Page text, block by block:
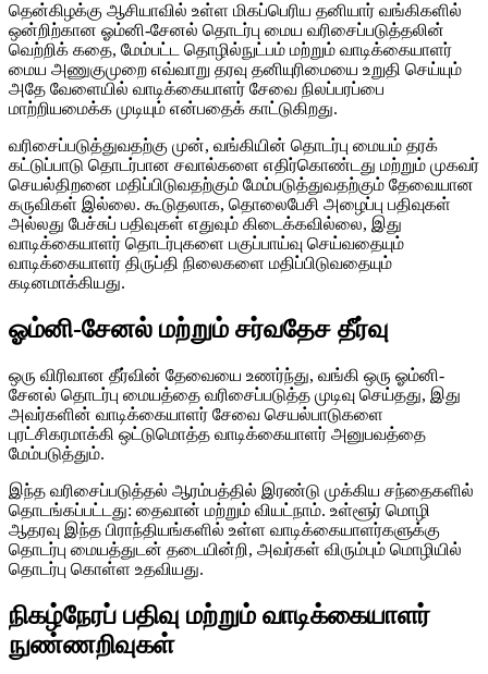
தென்கிழக்கு ஆசியாவில் உள்ள மிகப்பெரிய தனியார் வங்கிகளில்
ஒன்றிற்கான ஓம்னி-சேனல் தொடர்பு மைய வரிசைப்படுத்தலின்
வெற்றிக் கதை, மேம்பட்ட தொழில்நுட்பம் மற்றும் வாடிக்கையாளர்
மைய அணுகுமுறை எவ்வாறு தரவு தனியுரிமையை உறுதி செய்யும்
அதே வேளையில் வாடிக்கையாளர் சேவை நிலப்பரப்பை
மாற்றியமைக்க முடியும் என்பதைக் காட்டுகிறது.
வரிசைப்படுத்துவதற்கு முன், வங்கியின் தொடர்பு மையம் தரக்
கட்டுப்பாடு தொடர்பான சவால்களை எதிர்கொண்டது மற்றும் முகவர்
செயல்திறனை மதிப்பிடுவதற்கும் மேம்படுத்துவதற்கும் தேவையான
கருவிகள் இல்லை. கூடுதலாக, தொலைபேசி அழைப்பு பதிவுகள்
அல்லது பேச்சுப் பதிவுகள் எதுவும் கிடைக்கவில்லை, இது
வாடிக்கையாளர் தொடர்புகளை பகுப்பாய்வு செய்வதையும்
வாடிக்கையாளர் திருப்தி நிலைகளை மதிப்பிடுவதையும்
கடினமாக்கியது.
ஓம்னி-சேனல் மற்றும் சர்வதேச தீர்வு
ஒரு விரிவான தீர்வின் தேவையை உணர்ந்து, வங்கி ஒரு ஓம்னி-
சேனல் தொடர்பு மையத்தை வரிசைப்படுத்த முடிவு செய்தது, இது
அவர்களின் வாடிக்கையாளர் சேவை செயல்பாடுகளை
புரட்சிகரமாக்கி ஒட்டுமொத்த வாடிக்கையாளர் அனுபவத்தை
மேம்படுத்தும்.
இந்த வரிசைப்படுத்தல் ஆரம்பத்தில் இரண்டு முக்கிய சந்தைகளில்
தொடங்கப்பட்டது: தைவான் மற்றும் வியட்நாம். உள்ளூர் மொழி
ஆதரவு இந்த பிராந்தியங்களில் உள்ள வாடிக்கையாளர்களுக்கு
தொடர்பு மையத்துடன் தடையின்றி, அவர்கள் விரும்பும் மொழியில்
தொடர்பு கொள்ள உதவியது.
நிகழ்நேரப் பதிவு மற்றும் வாடிக்கையாளர்
நுண்ணறிவுகள்